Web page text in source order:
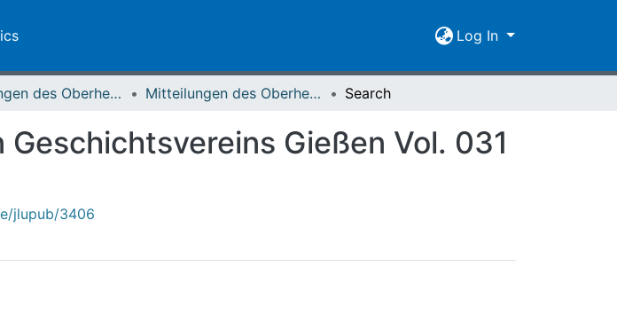
Log In
Mitteilungen des Oberhessischen Geschichtsvereins Gießen Mitteilungen des Oberhessischen Geschichtsvereins Gießen Vol. 031 (1933) Search
Gießen Vol. 031
jlupub/3406